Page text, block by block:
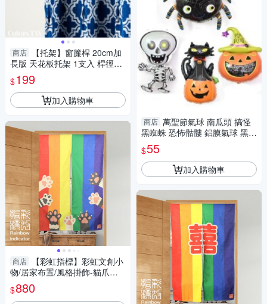
商店
【托架】窗簾桿 20cm加
長版 天花板托架 1支入 桿徑對
應16/19mm 配件 五金用品
$199
加入購物車
商店
【彩虹指標】彩虹文創小
物/居家布置/風格掛飾-貓爪款
門簾
$880
商店 萬聖節氣球 南瓜頭 搞怪
黑蜘蛛 恐怖骷髏 鋁膜氣球 黑貓
鬼節 派對 裝飾 創意氣球
$55
加入購物車